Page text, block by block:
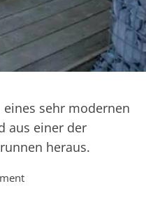
sehr modernen
aus einer der
heraus.